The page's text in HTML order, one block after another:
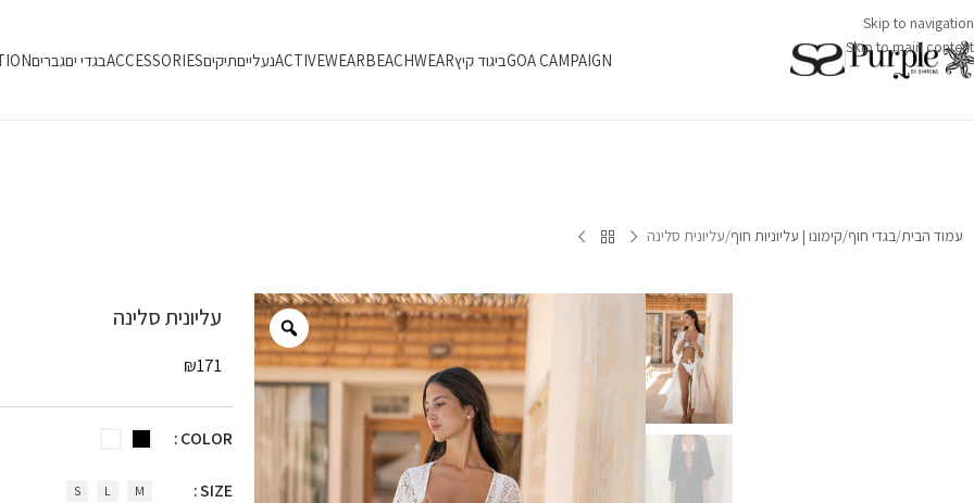
Skip to navigation
Skip to main content
GOA CAMPAIGNביגוד קיץBEACHWEAR
ACTIVEWEARנעלייםתיקיםACCESSORIESבגדי יםגברים
עמוד הבית בגדי חוף קימונו | עליוניות חוף עליונית סלינה
עליונית סלינה
₪171
COLOR
SIZE
M
L
S